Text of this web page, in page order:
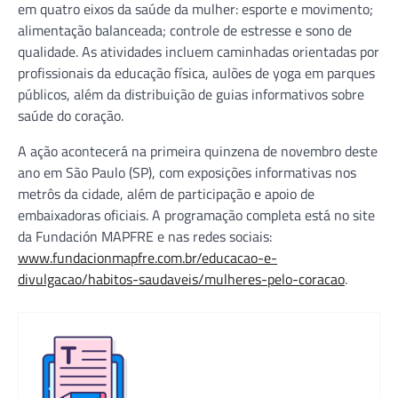
em quatro eixos da saúde da mulher: esporte e movimento;
alimentação balanceada; controle de estresse e sono de
qualidade. As atividades incluem caminhadas orientadas por
profissionais da educação física, aulões de yoga em parques
públicos, além da distribuição de guias informativos sobre
saúde do coração.
A ação acontecerá na primeira quinzena de novembro deste
ano em São Paulo (SP), com exposições informativas nos
metrôs da cidade, além de participação e apoio de
embaixadoras oficiais. A programação completa está no site
da Fundación MAPFRE e nas redes sociais:
www.fundacionmapfre.com.br/educacao-e-
divulgacao/habitos-saudaveis/mulheres-pelo-coracao.